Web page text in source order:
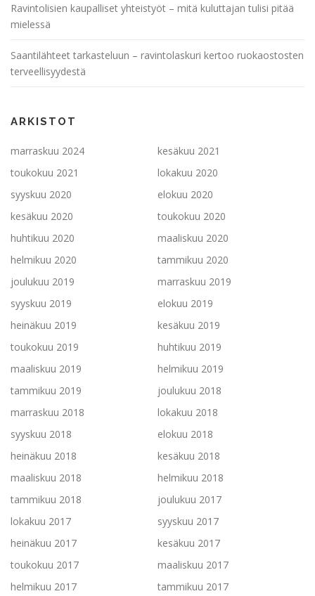
Ravintolisien kaupalliset yhteistyöt – mitä kuluttajan tulisi pitää
mielessä
Saantilähteet tarkasteluun – ravintolaskuri kertoo ruokaostosten
terveellisyydestä
ARKISTOT
marraskuu 2024
kesäkuu 2021
toukokuu 2021
lokakuu 2020
syyskuu 2020
elokuu 2020
kesäkuu 2020
toukokuu 2020
huhtikuu 2020
maaliskuu 2020
helmikuu 2020
tammikuu 2020
joulukuu 2019
marraskuu 2019
syyskuu 2019
elokuu 2019
heinäkuu 2019
kesäkuu 2019
toukokuu 2019
huhtikuu 2019
maaliskuu 2019
helmikuu 2019
tammikuu 2019
joulukuu 2018
marraskuu 2018
lokakuu 2018
syyskuu 2018
elokuu 2018
heinäkuu 2018
kesäkuu 2018
maaliskuu 2018
helmikuu 2018
tammikuu 2018
joulukuu 2017
lokakuu 2017
syyskuu 2017
heinäkuu 2017
kesäkuu 2017
toukokuu 2017
maaliskuu 2017
helmikuu 2017
tammikuu 2017